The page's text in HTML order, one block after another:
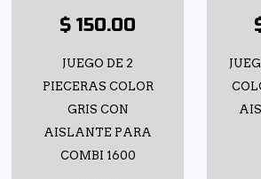
$ 150.00
JUEGO DE 2
PIECERAS COLOR
GRIS CON
AISLANTE PARA
COMBI 1600